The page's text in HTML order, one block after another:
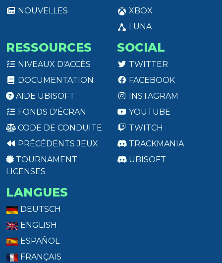
NOUVELLES
XBOX
LUNA
RESSOURCES
NIVEAUX D'ACCÈS
DOCUMENTATION
AIDE UBISOFT
FONDS D'ÉCRAN
CODE DE CONDUITE
PRÉCÉDENTS JEUX
TOURNAMENT
LICENSES
SOCIAL
TWITTER
FACEBOOK
INSTAGRAM
YOUTUBE
TWITCH
TRACKMANIA
UBISOFT
LANGUES
DEUTSCH
ENGLISH
ESPAÑOL
FRANÇAIS